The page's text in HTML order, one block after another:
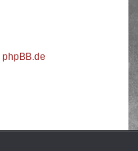
phpBB.de